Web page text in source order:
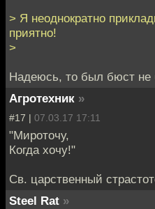
> Я неоднократно
приятно!
>
Надеюсь, то был бюст не
Агротехник »
#17 | 07.03.17 17:11
"Мироточу,
Когда хочу!"
Св. царственный
Steel Rat »